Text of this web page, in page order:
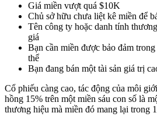
Giá miền vượt quá $10K
Chủ sở hữu chưa liệt kê miền để
Tên công ty hoặc danh tính
giá
Bạn cần miền được bảo đảm
thể
Bạn đang bán một tài sản giá trị
Cổ phiếu càng cao, tác động của môi
hồng 15% trên một miền sáu con số là
thương hiệu mà miền đó mang lại trong